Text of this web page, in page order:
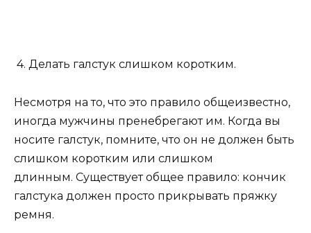
4. Делать галстук слишком коротким.
Несмотря на то, что это правило общеизвестно,
иногда мужчины пренебрегают им. Когда вы
носите галстук, помните, что он не должен быть
слишком коротким или слишком
длинным. Существует общее правило: кончик
галстука должен просто прикрывать пряжку
ремня.